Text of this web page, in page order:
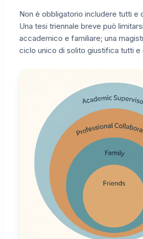
Non è obbligatorio includere tutti e
Una tesi triennale breve può
accademico e familiare; una
ciclo unico di solito giustifica tutti e